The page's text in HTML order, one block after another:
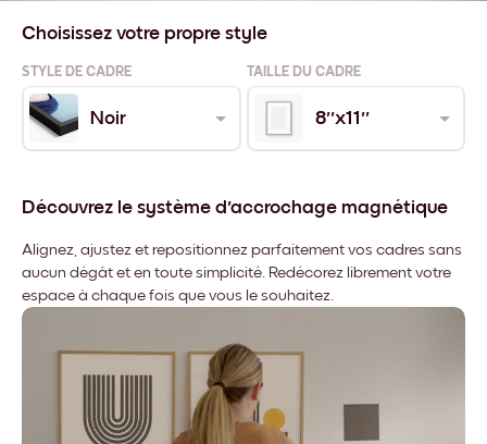
Choisissez votre propre style
STYLE DE CADRE TAILLE DU CADRE
Noir 8''x11''
Découvrez le système d'accrochage magnétique
Alignez, ajustez et repositionnez parfaitement vos cadres sans
aucun dégât et en toute simplicité. Redécorez librement votre
espace à chaque fois que vous le souhaitez.